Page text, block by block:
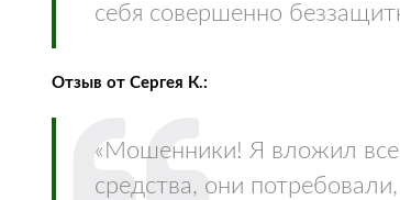
себя совершенно
Отзыв от Сергея К.:
«Мошенники! Я вложил все
средства, они